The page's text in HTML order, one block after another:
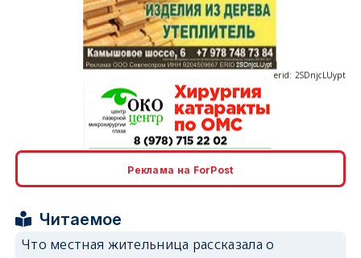
erid: 2SDnjcLUypt
Реклама на ForPost
Читаемое
Что местная жительница рассказала о